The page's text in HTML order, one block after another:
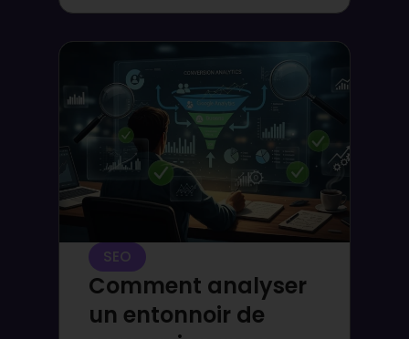
SEO
Comment analyser
un entonnoir de